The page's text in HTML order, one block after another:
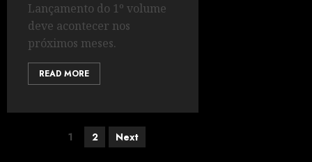
Lançamento do 1º volume
deve acontecer nos
próximos meses.
READ MORE
1 2 Next